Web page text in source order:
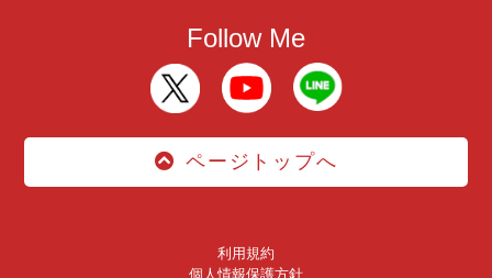
Follow Me
ページトップへ
利用規約
個人情報保護方針